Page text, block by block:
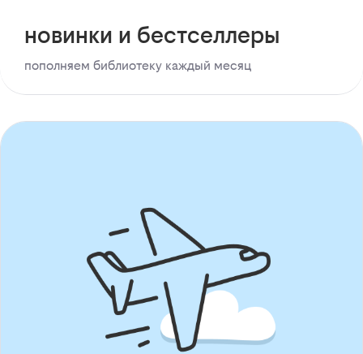
новинки и бестселлеры
пополняем библиотеку каждый месяц